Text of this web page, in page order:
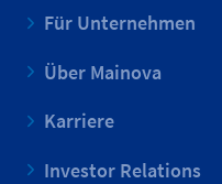
Für Unternehmen
Über Mainova
Karriere
Investor Relations